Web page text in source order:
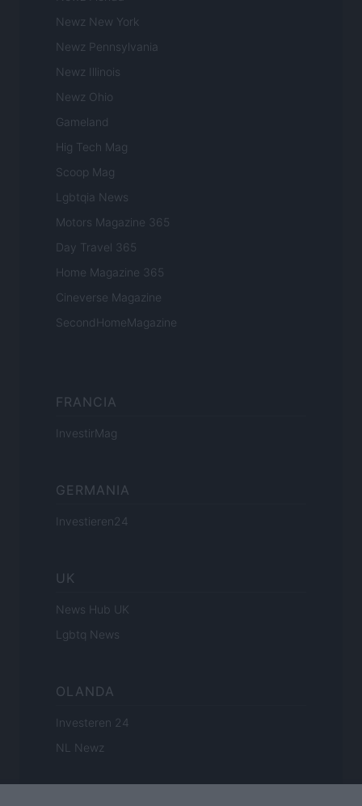
Newz New York
Newz Pennsylvania
Newz Illinois
Newz Ohio
Gameland
Hig Tech Mag
Scoop Mag
Lgbtqia News
Motors Magazine 365
Day Travel 365
Home Magazine 365
Cineverse Magazine
SecondHomeMagazine
FRANCIA
InvestirMag
GERMANIA
Investieren24
UK
News Hub UK
Lgbtq News
OLANDA
Investeren 24
NL Newz